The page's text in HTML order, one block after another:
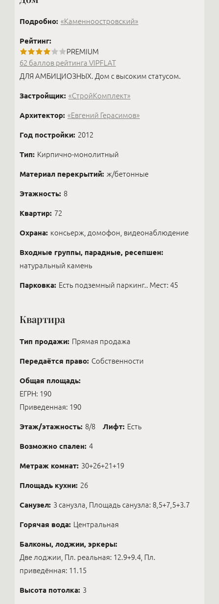
Подробно: «Каменноостровский»
Рейтинг:
PREMIUM
62 баллов рейтинга VIPFLAT
ДЛЯ АМБИЦИОЗНЫХ. Дом с высоким статусом.
Застройщик: «СтройКомплект»
Архитектор: «Евгений Герасимов»
Год постройки: 2012
Тип: Кирпично-монолитный
Материал перекрытий: ж/бетонные
Этажность: 8
Квартир: 72
Охрана: консьерж, домофон, видеонаблюдение
Входные группы, парадные, ресепшен:
натуральный камень
Парковка: Есть подземный паркинг.. Мест: 45
Квартира
Тип продажи: Прямая продажа
Передаётся право: Собственности
Общая площадь:
ЕГРН: 190
Приведенная: 190
Этаж/этажность: 8/8 Лифт: Есть
Возможно спален: 4
Метраж комнат: 30+26+21+19
Площадь кухни: 26
Санузел: 3 санузла, Площадь санузла: 8,5+7,5+3.7
Горячая вода: Центральная
Балконы, лоджии, эркеры:
Две лоджии, Пл. реальная: 12.9+9.4, Пл.
приведённая: 11.15
Высота потолка: 3